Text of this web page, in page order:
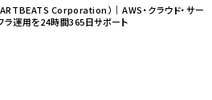
Corporation）｜AWS・クラウド・サー
ラ運用を24時間365日サポート